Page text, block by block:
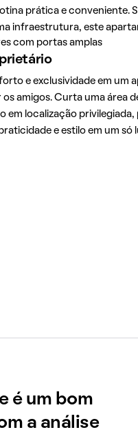
prática e conveniente.
infraestrutura, este
e exclusividade em um
amigos. Curta uma área
em localização
e estilo em um só
com portas amplas
é um bom
a análise